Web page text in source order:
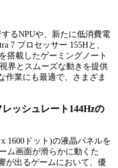
るNPUや、新たに低消費電
7 プロセッサー 155Hと、
搭載したゲーミングノート
界とスムーズな動きを提供
作業にも最適で、さまざま
ッシュレート144Hzの
1600ドット)の液晶パネルを
ム画面が滑らかに動くた
が出るゲームにおいて、優